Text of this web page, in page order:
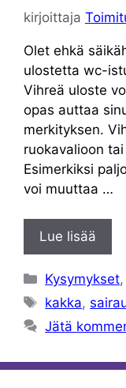
kirjoittaja
Olet ehkä
ulostetta wc-
Vihreä uloste
opas auttaa
merkityksen.
ruokavalioon
Esimerkiksi
voi muuttaa …
Lue lisää
Kategoriat
Kysymykset
Avainsanat
kakka,
Jätä